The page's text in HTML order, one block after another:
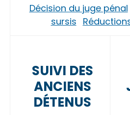
Décision du juge pénal
sursis
SUIVI DES
ANCIENS
DÉTENUS